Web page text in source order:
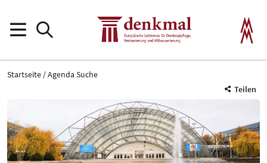
Startseite
Agenda Suche
Teilen